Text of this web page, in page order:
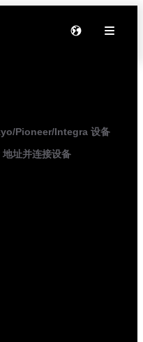
Pioneer/Integra 设备
址并连接设备